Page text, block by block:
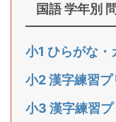
国語 学年別
小1 ひらがな・
小2 漢字練習プ
小3 漢字練習プ